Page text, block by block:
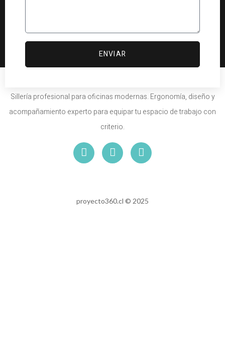
ENVIAR
Sillería profesional para oficinas modernas. Ergonomía, diseño y
acompañamiento experto para equipar tu espacio de trabajo con
criterio.
proyecto360.cl © 2025